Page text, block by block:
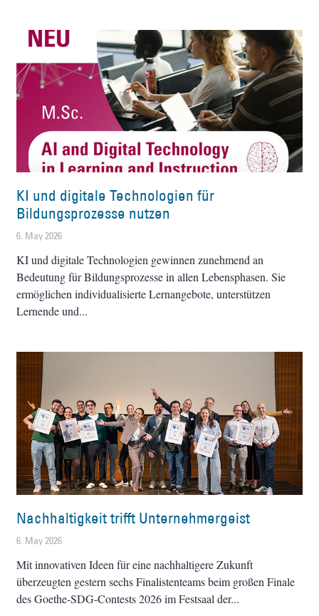
KI und digitale Technologien für
Bildungsprozesse nutzen
6. May 2026
KI und digitale Technologien gewinnen zunehmend an
Bedeutung für Bildungsprozesse in allen Lebensphasen. Sie
ermöglichen individualisierte Lernangebote, unterstützen
Lernende und
Nachhaltigkeit trifft Unternehmergeist
6. May 2026
Mit innovativen Ideen für eine nachhaltigere Zukunft
überzeugten gestern sechs Finalistenteams beim großen Finale
des Goethe-SDG-Contests 2026 im Festsaal der